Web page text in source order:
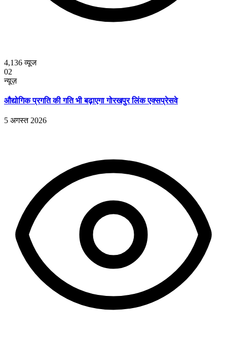
4,136व्यूज
02
न्यूज़
औद्योगिक प्रगति की गति भी बढ़ाएगा गोरखपुर लिंक एक्सप्रेसवे
5 अगस्त 2026